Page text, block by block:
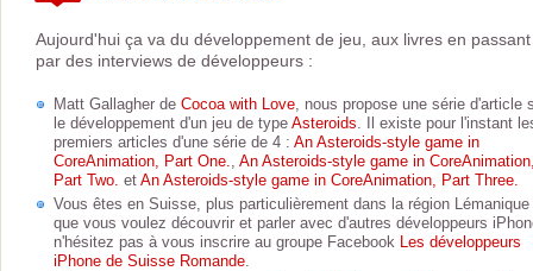
Aujourd'hui ça va du développement de jeu, aux livres en passant
par des interviews de développeurs :
Matt Gallagher de Cocoa with Love, nous propose une série d'article
le développement d'un jeu de type Asteroids. Il existe pour l'instant
premiers articles d'une série de 4 : An Asteroids-style game in
CoreAnimation, Part One., An Asteroids-style game in
Part Two. et An Asteroids-style game in CoreAnimation, Part Three.
Vous êtes en Suisse, plus particulièrement dans la région Lémanique
que vous voulez découvrir et parler avec d'autres développeurs
n'hésitez pas à vous inscrire au groupe Facebook Les développeurs
iPhone de Suisse Romande.